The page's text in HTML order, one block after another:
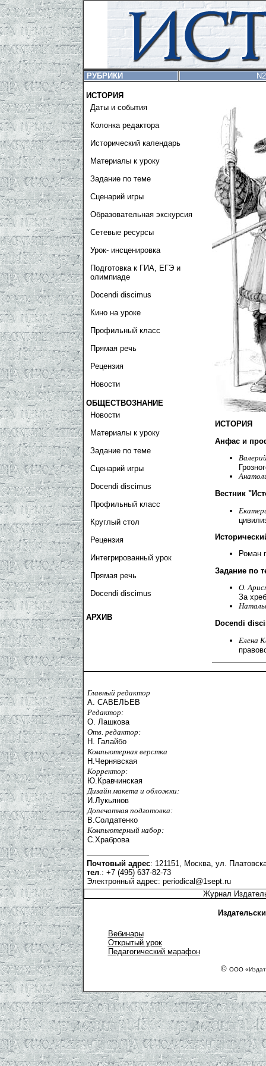
РУБРИКИ
ИСТОРИЯ
Даты и события
Колонка редактора
Исторический календарь
Материалы к уроку
Задание по теме
Сценарий игры
Образовательная экскурсия
Сетевые ресурсы
Урок- инсценировка
Подготовка к ГИА, ЕГЭ и
олимпиаде
Docendi discimus
Кино на уроке
Профильный класс
Прямая речь
Рецензия
Новости
ОБЩЕСТВОЗНАНИЕ
Новости
Материалы к уроку
Задание по теме
Сценарий игры
Docendi discimus
Профильный класс
Круглый стол
Рецензия
Интегрированный урок
Прямая речь
Docendi discimus
АРХИВ
ИСТОРИЯ
Анфас и
Вестник
Роман
Задание по
О.
За
Docendi
Елена
Главный редактор
А. САВЕЛЬЕВ
Редактор:
О. Лашкова
Отв. редактор:
Н. Галайбо
Компьютерная верстка
Н.Чернявская
Корректор:
Ю.Кравчинская
Дизайн макета и обложки:
И.Лукьянов
Допечатная подготовка:
В.Солдатенко
Компьютерный набор:
С.Храброва
Почтовый адрес: 121151, Москва, ул.
тел.: +7 (495) 637-82-73
Электронный адрес: periodical@1sept.ru
Журнал
Вебинары
Открытый урок
Педагогический марафон
© ООО